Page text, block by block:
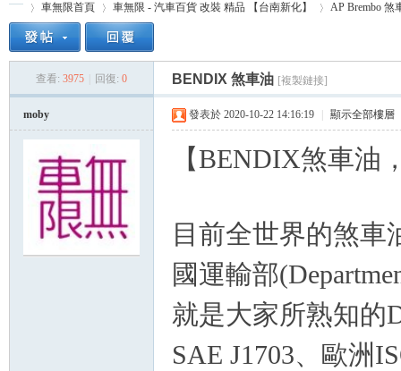
車無限首頁
›
車無限 - 汽車百貨 改裝 精品 【台南新化】
›
AP Brembo 煞
查看: 3975 回復: 0 BENDIX 煞車油 [複製鏈接]
moby 發表於 2020-10-22 14:16:19 顯示全部樓層
【BENDIX煞車油
目前全世界的煞車
國運輸部
就是大家所熟知的
SAE J1703、歐洲